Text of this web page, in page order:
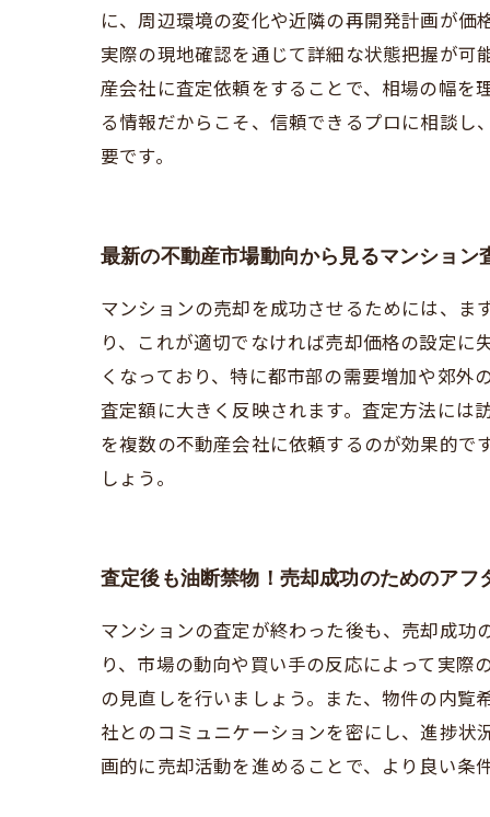
に、周辺環境の変化や近隣の再開発計画が
実際の現地確認を通じて詳細な状態把握が可
産会社に査定依頼をすることで、相場の幅を
る情報だからこそ、信頼できるプロに相談
要です。
最新の不動産市場動向から見るマンション
マンションの売却を成功させるためには、
り、これが適切でなければ売却価格の設定
くなっており、特に都市部の需要増加や郊
査定額に大きく反映されます。査定方法には
を複数の不動産会社に依頼するのが効果的
しょう。
査定後も油断禁物！売却成功のためのアフ
マンションの査定が終わった後も、売却成
り、市場の動向や買い手の反応によって実
の見直しを行いましょう。また、物件の内
社とのコミュニケーションを密にし、進捗
画的に売却活動を進めることで、より良い条